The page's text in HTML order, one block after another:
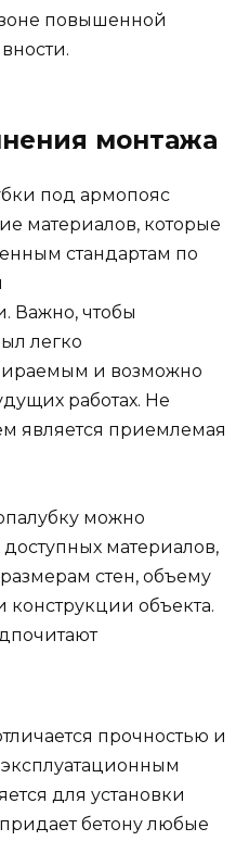
зоне повышенной
монтажа
под армопояс
материалов, которые
стандартам по
Важно, чтобы
легко
и возможно
работах. Не
является приемлемая
можно
материалов,
стен, объему
конструкции объекта.
прочностью и
для установки
бетону любые